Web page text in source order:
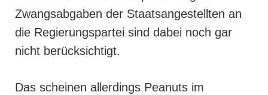
Zwangsabgaben der Staatsangestellten an
die Regierungspartei sind dabei noch gar
nicht berücksichtigt.
Das scheinen allerdings Peanuts im